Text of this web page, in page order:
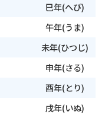
巳年(へび)
午年(うま)
未年(ひつじ)
申年(さる)
酉年(とり)
戌年(いぬ)